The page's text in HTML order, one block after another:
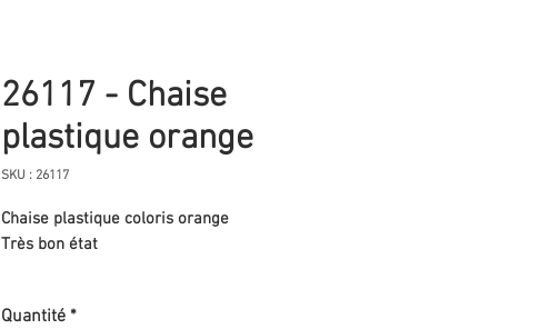
26117 - Chaise
plastique orange
SKU : 26117
Chaise plastique coloris orange
Très bon état
Quantité *